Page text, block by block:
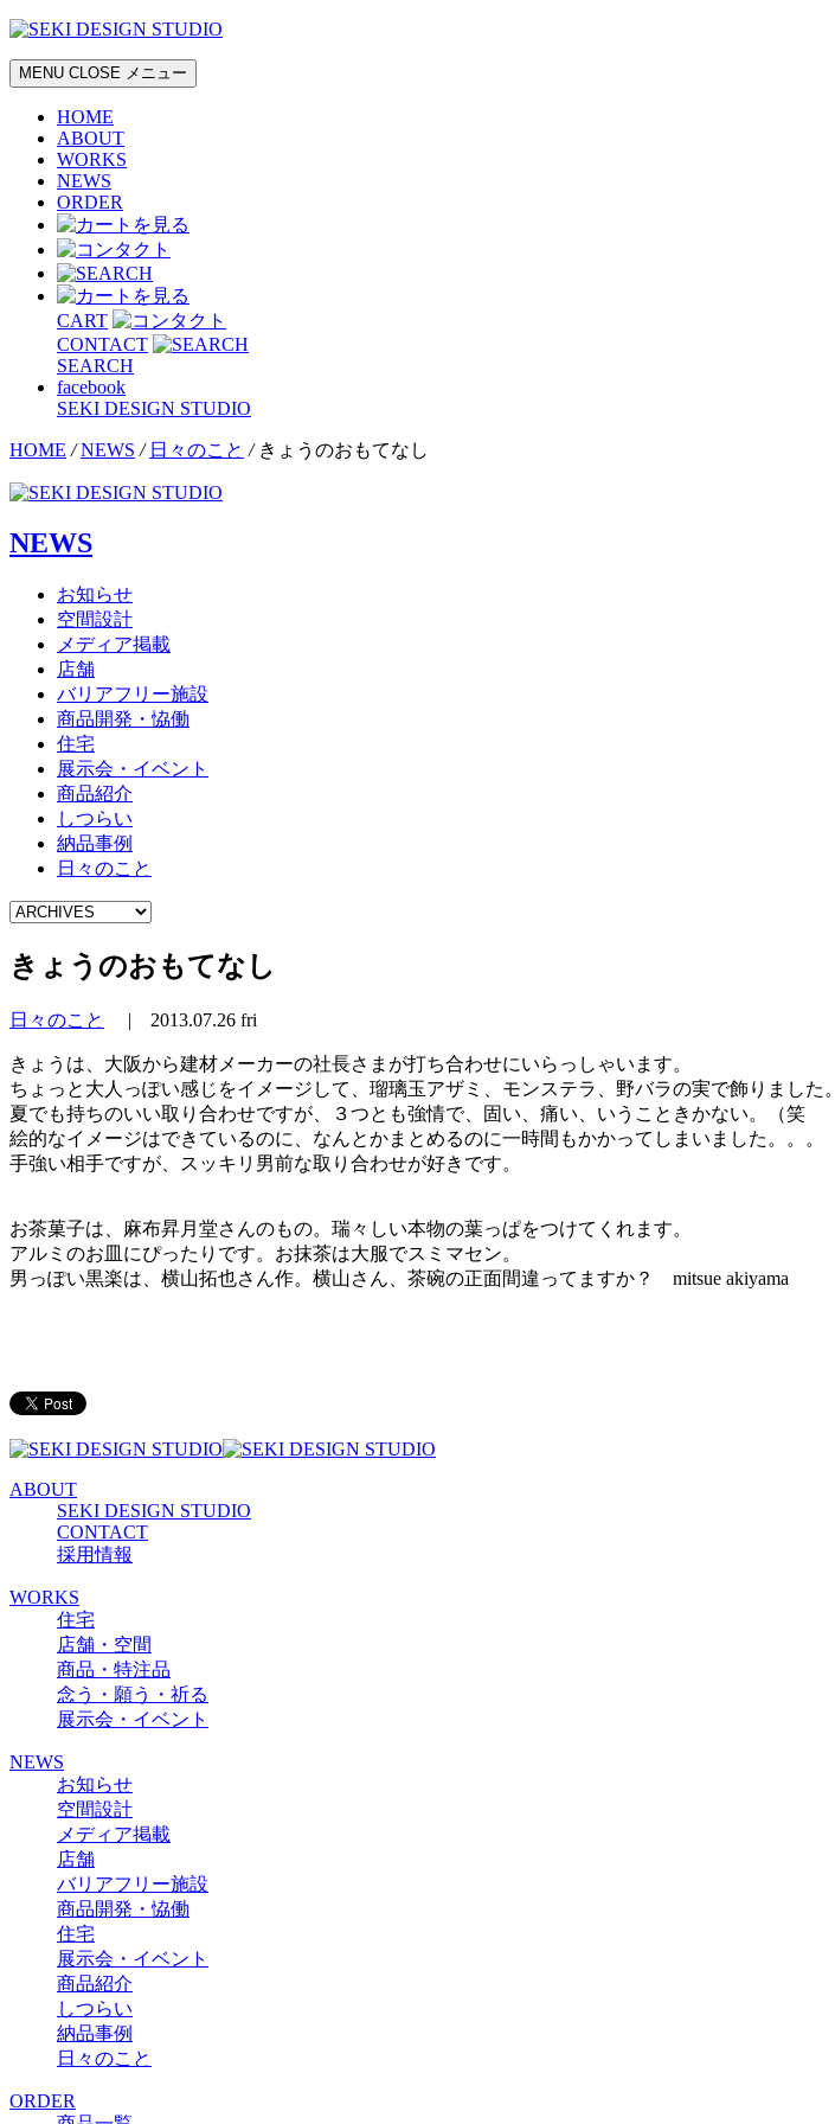
MENU CLOSE メニュー
HOME
ABOUT
WORKS
NEWS
ORDER
CART
CONTACT
SEARCH
facebook
SEKI DESIGN STUDIO
HOME / NEWS / 日々のこと / きょうのおもてなし
NEWS
お知らせ
空間設計
メディア掲載
店舗
バリアフリー施設
商品開発・恊働
住宅
展示会・イベント
商品紹介
しつらい
納品事例
日々のこと
きょうのおもてなし
日々のこと | 2013.07.26 fri
きょうは、大阪から建材メーカーの社長さまが打ち合わせにいらっしゃいます。
ちょっと大人っぽい感じをイメージして、瑠璃玉アザミ、モンステラ、野バラの実で飾りました。
夏でも持ちのいい取り合わせですが、３つとも強情で、固い、痛い、いうこときかない。（笑
絵的なイメージはできているのに、なんとかまとめるのに一時間もかかってしまいました。。。
手強い相手ですが、スッキリ男前な取り合わせが好きです。
お茶菓子は、麻布昇月堂さんのもの。瑞々しい本物の葉っぱをつけてくれます。
アルミのお皿にぴったりです。お抹茶は大服でスミマセン。
男っぽい黒楽は、横山拓也さん作。横山さん、茶碗の正面間違ってますか？ mitsue akiyama
ABOUT
SEKI DESIGN STUDIO
CONTACT
採用情報
WORKS
住宅
店舗・空間
商品・特注品
念う・願う・祈る
展示会・イベント
NEWS
お知らせ
空間設計
メディア掲載
店舗
バリアフリー施設
商品開発・恊働
住宅
展示会・イベント
商品紹介
しつらい
納品事例
日々のこと
ORDER